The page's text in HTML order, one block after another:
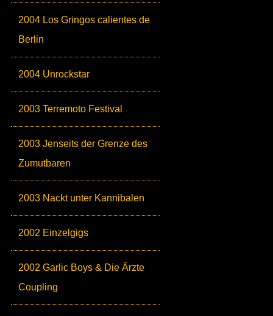
2004 Los Gringos calientes de
Berlin
2004 Unrockstar
2003 Terremoto Festival
2003 Jenseits der Grenze des
Zumutbaren
2003 Nackt unter Kannibalen
2002 Einzelgigs
2002 Garlic Boys & Die Ärzte
Coupling